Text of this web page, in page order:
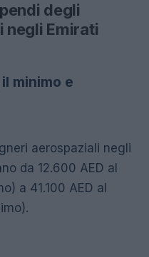
degli
negli Emirati
minimo e
aerospaziali negli
da 12.600 AED al
a 41.100 AED al